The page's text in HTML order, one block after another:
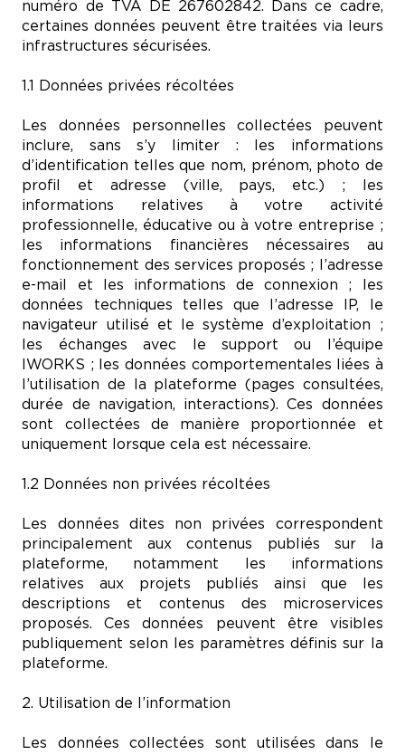
numéro de TVA DE 267602842. Dans ce cadre,
certaines données peuvent être traitées via leurs
infrastructures sécurisées.
1.1 Données privées récoltées
Les données personnelles collectées peuvent
inclure, sans s’y limiter : les informations
d’identification telles que nom, prénom, photo de
profil et adresse (ville, pays, etc.) ; les
informations relatives à votre activité
professionnelle, éducative ou à votre entreprise ;
les informations financières nécessaires au
fonctionnement des services proposés ; l’adresse
e-mail et les informations de connexion ; les
données techniques telles que l’adresse IP, le
navigateur utilisé et le système d’exploitation ;
les échanges avec le support ou l’équipe
IWORKS ; les données comportementales liées à
l’utilisation de la plateforme (pages consultées,
durée de navigation, interactions). Ces données
sont collectées de manière proportionnée et
uniquement lorsque cela est nécessaire.
1.2 Données non privées récoltées
Les données dites non privées correspondent
principalement aux contenus publiés sur la
plateforme, notamment les informations
relatives aux projets publiés ainsi que les
descriptions et contenus des microservices
proposés. Ces données peuvent être visibles
publiquement selon les paramètres définis sur la
plateforme.
2. Utilisation de l’information
Les données collectées sont utilisées dans le